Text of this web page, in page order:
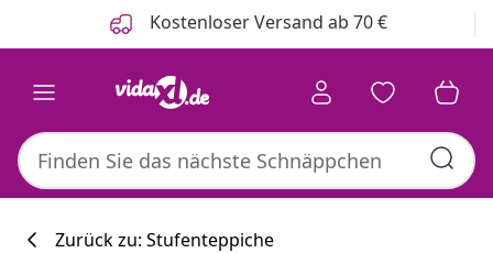
Kostenloser Versand ab 70 €
Zurück zu: Stufenteppiche